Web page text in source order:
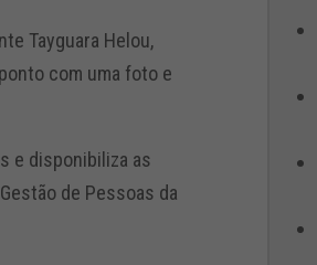
Tayguara Helou,
com uma foto e
e disponibiliza as
de Pessoas da